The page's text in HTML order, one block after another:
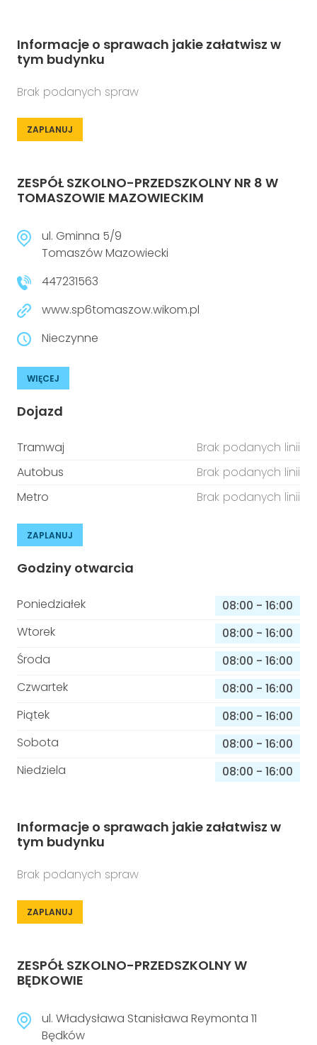
Informacje o sprawach jakie załatwisz w
tym budynku
Brak podanych spraw
ZAPLANUJ
ZESPÓŁ SZKOLNO-PRZEDSZKOLNY NR 8 W
TOMASZOWIE MAZOWIECKIM
ul. Gminna 5/9
Tomaszów Mazowiecki
447231563
www.sp6tomaszow.wikom.pl
Nieczynne
WIĘCEJ
Dojazd
Tramwaj
Brak podanych linii
Autobus
Brak podanych linii
Metro
Brak podanych linii
ZAPLANUJ
Godziny otwarcia
Poniedziałek 08:00 - 16:00
Wtorek
08:00 - 16:00
Środa
08:00 - 16:00
Czwartek
08:00 - 16:00
Piątek
08:00 - 16:00
Sobota
08:00 - 16:00
Niedziela
08:00 - 16:00
Informacje o sprawach jakie załatwisz w
tym budynku
Brak podanych spraw
ZAPLANUJ
ZESPÓŁ SZKOLNO-PRZEDSZKOLNY W
BĘDKOWIE
ul. Władysława Stanisława Reymonta 11
Będków